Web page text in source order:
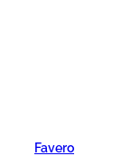
Favero